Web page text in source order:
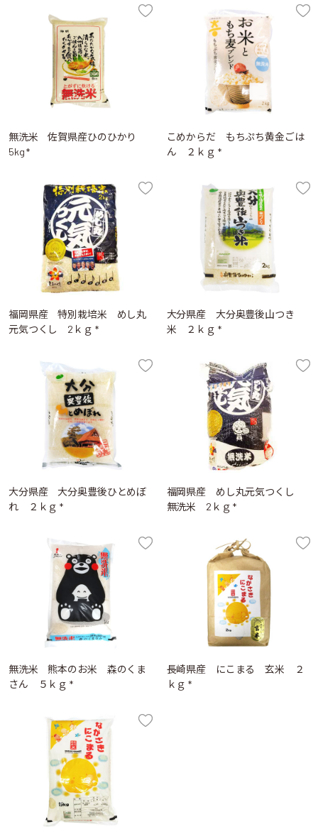
無洗米 佐賀県産ひのひかり
5kg *
こめからだ もちぷち黄金ごは
ん ２ｋｇ *
福岡県産 特別栽培米 めし丸
元気つくし 2ｋｇ *
大分県産 大分奥豊後山つき
米 ２ｋｇ *
大分県産 大分奥豊後ひとめぼ
れ ２ｋｇ *
福岡県産 めし丸元気つくし
無洗米 2ｋｇ *
無洗米 熊本のお米 森のくま
さん ５ｋｇ *
長崎県産 にこまる 玄米 ２
ｋｇ *